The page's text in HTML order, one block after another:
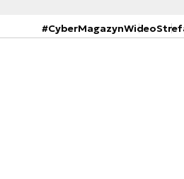
#CyberMagazynWideo